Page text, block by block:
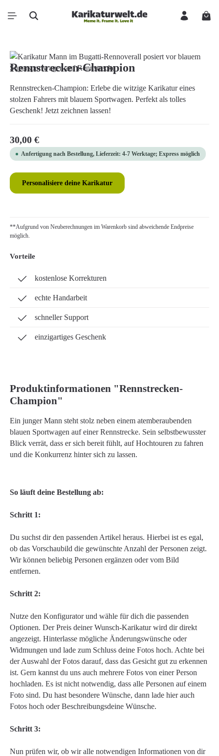
Zum Hauptinhalt springen
Bildergalerie überspringen
Rennstrecken-Champion
Rennstrecken-Champion: Erlebe die witzige Karikatur eines
stolzen Fahrers mit blauem Sportwagen. Perfekt als tolles
Geschenk! Jetzt zeichnen lassen!
Regulärer Preis:
30,00 €
Anfertigung nach Bestellung, Lieferzeit: 4-7 Werktage; Express möglich
Personalisiere deine Karikatur
**Aufgrund von Neuberechnungen im Warenkorb sind abweichende Endpreise
möglich.
Vorteile
kostenlose Korrekturen
echte Handarbeit
schneller Support
einzigartiges Geschenk
Produktinformationen "Rennstrecken-
Champion"
Ein junger Mann steht stolz neben einem atemberaubenden
blauen Sportwagen auf einer Rennstrecke. Sein selbstbewusster
Blick verrät, dass er sich bereit fühlt, auf Hochtouren zu fahren
und die Konkurrenz hinter sich zu lassen.
So läuft deine Bestellung ab:
Schritt 1:
Du suchst dir den passenden Artikel heraus. Hierbei ist es egal,
ob das Vorschaubild die gewünschte Anzahl der Personen zeigt.
Wir können beliebig Personen ergänzen oder vom Bild
entfernen.
Schritt 2:
Nutze den Konfigurator und wähle für dich die passenden
Optionen. Der Preis deiner Wunsch-Karikatur wird dir direkt
angezeigt. Hinterlasse mögliche Änderungswünsche oder
Widmungen und lade zum Schluss deine Fotos hoch. Achte bei
der Auswahl der Fotos darauf, dass das Gesicht gut zu erkennen
ist. Gern kannst du uns auch mehrere Fotos von einer Person
hochladen. Es ist nicht notwendig, dass alle Personen auf einem
Foto sind. Du hast besondere Wünsche, dann lade hier auch
Fotos hoch oder Beschreibungsdeine Wünsche.
Schritt 3:
Nun prüfen wir, ob wir alle notwendigen Informationen von dir